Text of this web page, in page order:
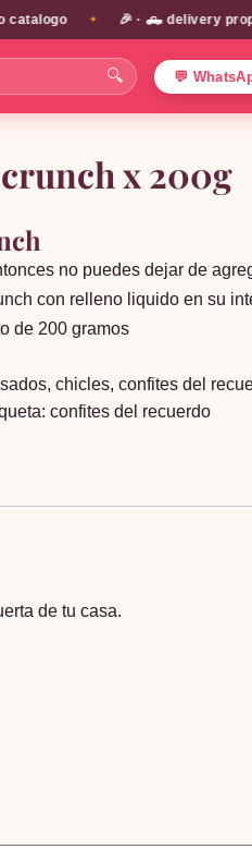
✦ 🎉 · 🛻 delivery propio
🔍 💬
x 200g
no puedes dejar de
con relleno liquido en su
de 200 gramos
, chicles, confites del
confites del recuerdo
de tu casa.